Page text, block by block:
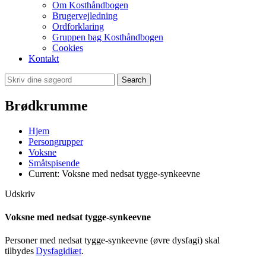
Om Kosthåndbogen
Brugervejledning
Ordforklaring
Gruppen bag Kosthåndbogen
Cookies
Kontakt
Search
Brødkrumme
Hjem
Persongrupper
Voksne
Småtspisende
Current: Voksne med nedsat tygge-synkeevne
Udskriv
Voksne med nedsat tygge-synkeevne
Personer med nedsat tygge-synkeevne (øvre dysfagi) skal
tilbydesDysfagidiæt.